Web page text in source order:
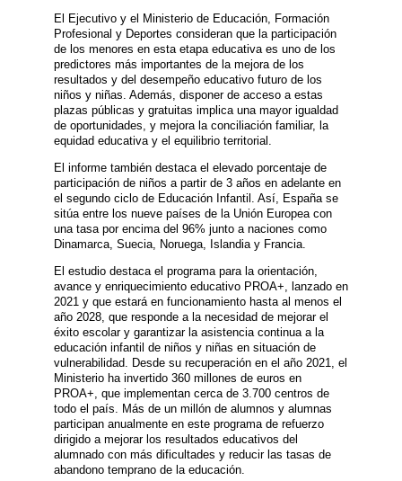
El Ejecutivo y el Ministerio de Educación, Formación
Profesional y Deportes consideran que la participación
de los menores en esta etapa educativa es uno de los
predictores más importantes de la mejora de los
resultados y del desempeño educativo futuro de los
niños y niñas. Además, disponer de acceso a estas
plazas públicas y gratuitas implica una mayor igualdad
de oportunidades, y mejora la conciliación familiar, la
equidad educativa y el equilibrio territorial.
El informe también destaca el elevado porcentaje de
participación de niños a partir de 3 años en adelante en
el segundo ciclo de Educación Infantil. Así, España se
sitúa entre los nueve países de la Unión Europea con
una tasa por encima del 96% junto a naciones como
Dinamarca, Suecia, Noruega, Islandia y Francia.
El estudio destaca el programa para la orientación,
avance y enriquecimiento educativo PROA+, lanzado en
2021 y que estará en funcionamiento hasta al menos el
año 2028, que responde a la necesidad de mejorar el
éxito escolar y garantizar la asistencia continua a la
educación infantil de niños y niñas en situación de
vulnerabilidad. Desde su recuperación en el año 2021, el
Ministerio ha invertido 360 millones de euros en
PROA+, que implementan cerca de 3.700 centros de
todo el país. Más de un millón de alumnos y alumnas
participan anualmente en este programa de refuerzo
dirigido a mejorar los resultados educativos del
alumnado con más dificultades y reducir las tasas de
abandono temprano de la educación.